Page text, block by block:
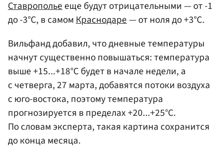
Ставропольееще будут отрицательными — от -1
до -3°С, в самомКраснодаре— от ноля до +3°С.
Вильфанд добавил, что дневные температуры
начнут существенно повышаться: температура
выше +15...+18°С будет в начале недели, а
с четверга, 27 марта, добавятся потоки воздуха
с юго-востока, поэтому температура
прогнозируется в пределах +20...+25°С.
По словам эксперта, такая картина сохранится
до конца месяца.